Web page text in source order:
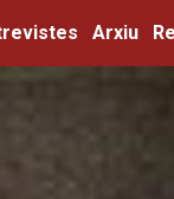
Arxiu